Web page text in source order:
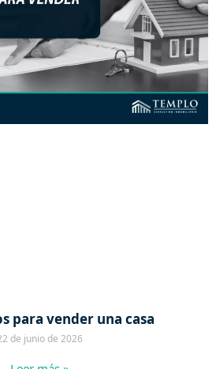
para vender una casa
de junio de 2026